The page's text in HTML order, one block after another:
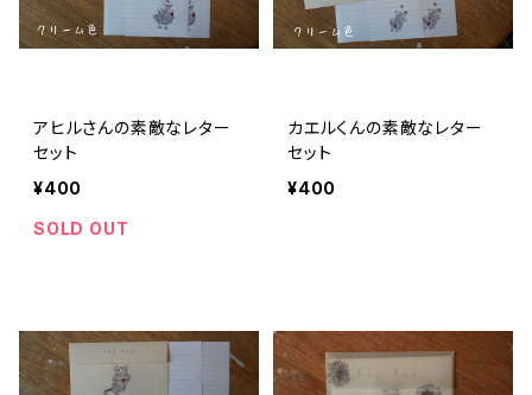
アヒルさんの素敵なレター
セット
¥400
SOLD OUT
カエルくんの素敵なレター
セット
¥400